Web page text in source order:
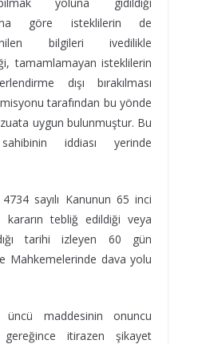
göre isteklilerin de
bilgileri ivedilikle
tamamlamayan isteklilerin
dışı bırakılması
tarafından bu yönde
uygun bulunmuştur. Bu
iddiası yerinde
sayılı Kanunun 65 inci
kararın tebliğ edildiği veya
tarihi izleyen 60 gün
Mahkemelerinde dava yolu
üncü maddesinin onuncu
gereğince itirazen şikayet